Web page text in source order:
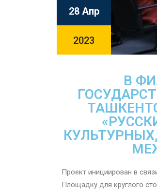
28 Апр
2023
В
Проект инициирован в
Площадку для круглого